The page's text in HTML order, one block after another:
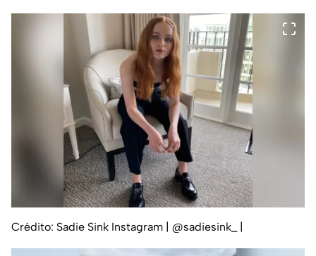
Crédito: Sadie Sink Instagram | @sadiesink_